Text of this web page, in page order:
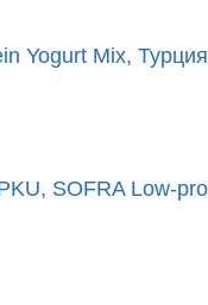
Yogurt Mix,
SOFRA Low-